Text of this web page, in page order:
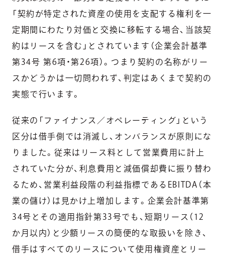
「契約が特定された資産の使用を支配する権利を一
定期間にわたり対価と交換に移転する場合、当該契
約はリースを含む」とされています（企業会計基準
第34号 第6項・第26項）。つまり契約の名称がリー
スかどうかは一切問われず、判定はあくまで契約の
実態で行います。
従来の「ファイナンス／オペレーティング」という
区分は借手側では消滅し、オンバランスが原則にな
りました。従来はリース料として営業費用に計上
されていた分が、利息費用と減価償却費に振り替わ
るため、営業利益段階の利益指標であるEBITDA（本
業の儲け）は見かけ上増加します。企業会計基準第
34号とその適用指針第33号でも、短期リース（12
か月以内）と少額リースの簡便的な取扱いを除き、
借手はすべてのリースについて使用権資産とリー